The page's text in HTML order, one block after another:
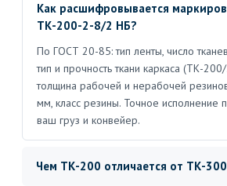
Как расшифровывается
ТК-200-2-8/2 НБ?
По ГОСТ 20-85: тип ленты, число
тип и прочность ткани каркаса (ТК-
толщина рабочей и нерабочей
мм, класс резины. Точное
ваш груз и конвейер.
Чем ТК-200 отличается от ТК-